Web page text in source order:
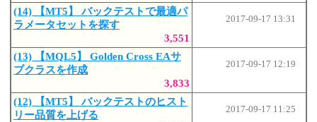
(14) 【MT5】 バックテストで最適パ
ラメータセットを探す
3,551
2017-09-17 13:31
(13) 【MQL5】 Golden Cross EAサ
ブクラスを作成
3,833
2017-09-17 12:19
(12) 【MT5】 バックテストのヒスト
リー品質を上げる
2017-09-17 11:25